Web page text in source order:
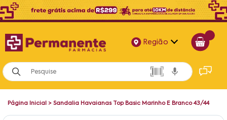
Região
Alagoas
Bahia
Página Inicial > Sandalia Havaianas Top Basic Marinho E Branco 43/44